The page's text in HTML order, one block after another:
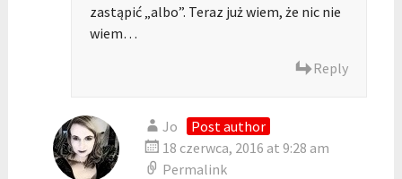
zastąpić „albo”. Teraz już wiem, że nic nie
wiem…
Reply
Jo
Post author
18 czerwca, 2016 at 9:28 am
Permalink